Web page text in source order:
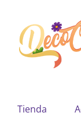
Tienda